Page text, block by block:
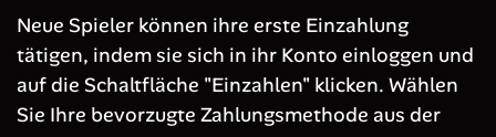
Neue Spieler können ihre erste Einzahlung
tätigen, indem sie sich in ihr Konto einloggen und
auf die Schaltfläche "Einzahlen" klicken. Wählen
Sie Ihre bevorzugte Zahlungsmethode aus der